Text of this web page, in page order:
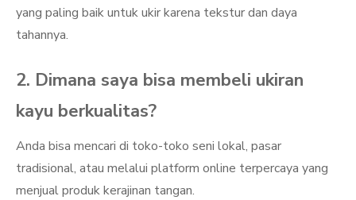
yang paling baik untuk ukir karena tekstur dan daya
tahannya.
2. Dimana saya bisa membeli ukiran
kayu berkualitas?
Anda bisa mencari di toko-toko seni lokal, pasar
tradisional, atau melalui platform online terpercaya yang
menjual produk kerajinan tangan.